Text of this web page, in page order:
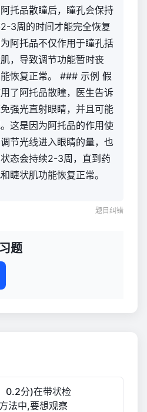
托品散瞳后，瞳孔会保持
3周的时间才能完全恢复
阿托品不仅作用于瞳孔括
，导致调节功能暂时丧
恢复正常。 ### 示例 假
了阿托品散瞳，医生告诉
强光直射眼睛，并且可能
这是因为阿托品的作用使
节光线进入眼睛的量，也
态会持续2-3周，直到药
睫状肌功能恢复正常。
题目纠错
题
0.2分)在带状检
法中,要想观察